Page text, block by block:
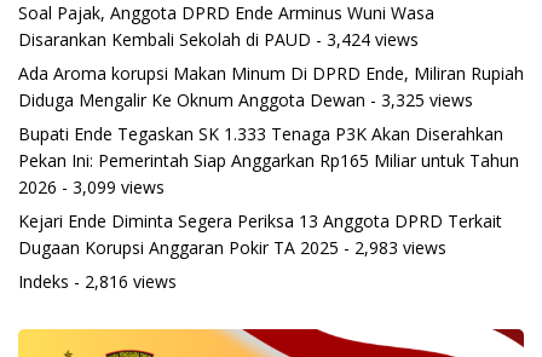
Soal Pajak, Anggota DPRD Ende Arminus Wuni Wasa
Disarankan Kembali Sekolah di PAUD - 3,424 views
Ada Aroma korupsi Makan Minum Di DPRD Ende, Miliran Rupiah
Diduga Mengalir Ke Oknum Anggota Dewan - 3,325 views
Bupati Ende Tegaskan SK 1.333 Tenaga P3K Akan Diserahkan
Pekan Ini: Pemerintah Siap Anggarkan Rp165 Miliar untuk Tahun
2026 - 3,099 views
Kejari Ende Diminta Segera Periksa 13 Anggota DPRD Terkait
Dugaan Korupsi Anggaran Pokir TA 2025 - 2,983 views
Indeks - 2,816 views